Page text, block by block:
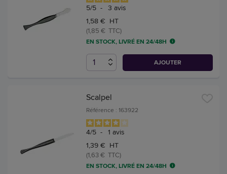
5/5 - 3 avis
1,58 € HT
(1,85 € TTC)
EN STOCK, LIVRÉ EN 24/48H
AJOUTER
Scalpel
Référence : 163922
4/5 - 1 avis
1,39 € HT
(1,63 € TTC)
EN STOCK, LIVRÉ EN 24/48H